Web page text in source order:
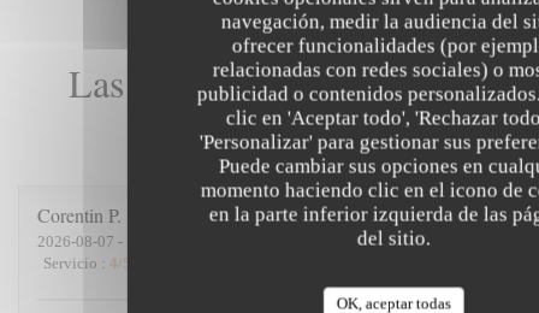
navegación, medir la audiencia del
ofrecer funcionalidades (por
relacionadas con redes sociales) o
publicidad o contenidos
clic en 'Aceptar todo', 'Rechazar
'Personalizar' para gestionar sus
Puede cambiar sus opciones en
momento haciendo clic en el icono de
en la parte inferior izquierda de las
del sitio.
OK, aceptar todas
Las opiniones de nuestros
clientes
Corentin P
2026-08-07 - 19:15 - Invitados 5
Servicio : 4/5